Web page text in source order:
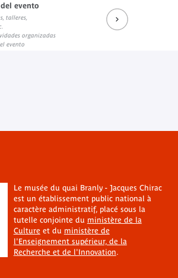
evento
talleres,
organizadas
evento
Le musée du quai Branly - Jacques Chirac
est un établissement public national à
caractère administratif, placé sous la
tutelle conjointe du ministère de la
Cultureet du ministère de
l'Enseignement supérieur, de la
Recherche et de l'Innovation.